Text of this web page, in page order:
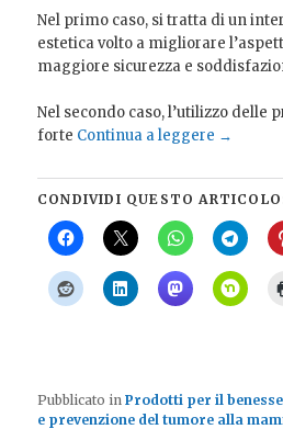
Nel primo caso, si tratta di un
estetica volto a migliorare
maggiore sicurezza e
Nel secondo caso, l’utilizzo delle
forte Continua a leggere →
CONDIVIDI QUESTO
Pubblicato in Prodotti per il
e prevenzione del tumore alla